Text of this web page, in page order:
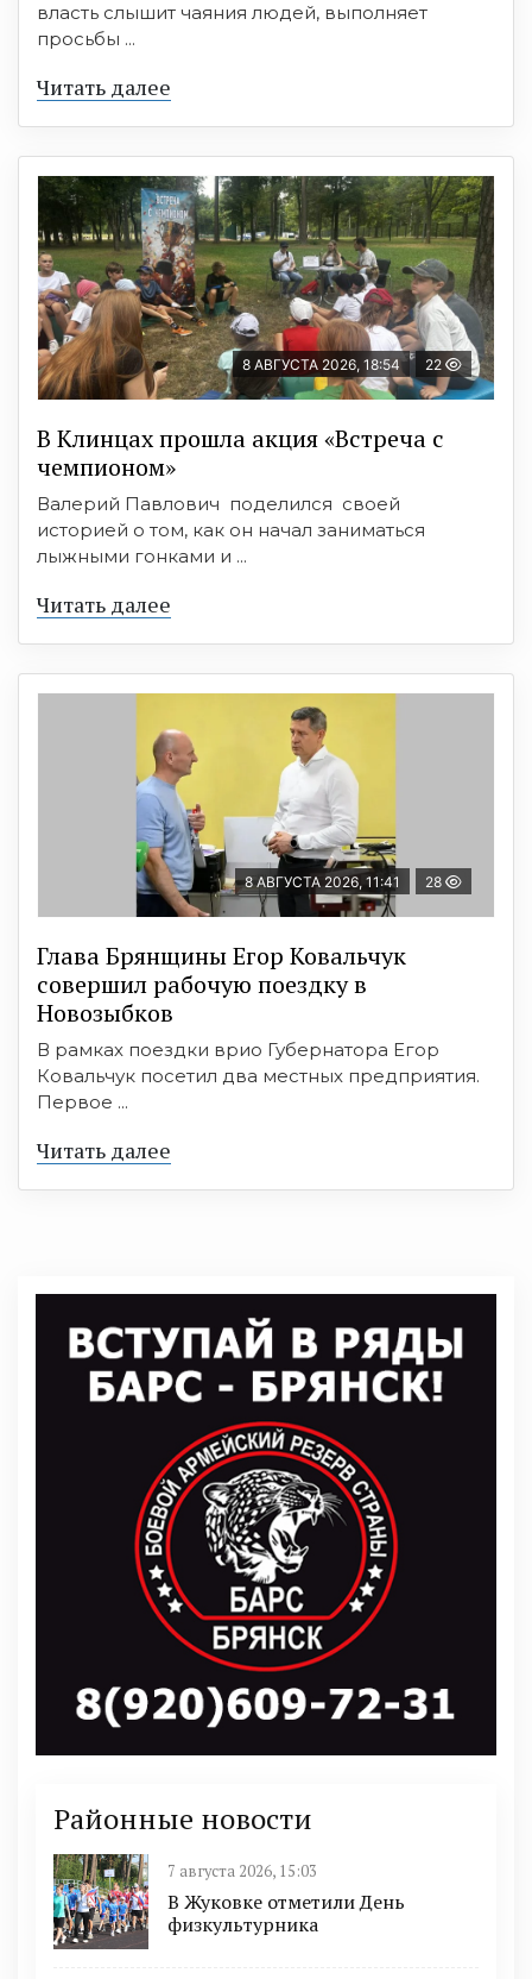
власть слышит чаяния людей, выполняет
просьбы ...
Читать далее
8 АВГУСТА 2026, 18:54 22
В Клинцах прошла акция «Встреча с
чемпионом»
Валерий Павлович поделился своей
историей о том, как он начал заниматься
лыжными гонками и ...
Читать далее
8 АВГУСТА 2026, 11:41 28
Глава Брянщины Егор Ковальчук
совершил рабочую поездку в
Новозыбков
В рамках поездки врио Губернатора Егор
Ковальчук посетил два местных предприятия.
Первое ...
Читать далее
Районные новости
7 августа 2026, 15:03
В Жуковке отметили День
физкультурника